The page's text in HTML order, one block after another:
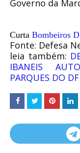
Governo da
Curta Bombeiros
Fonte: Defesa
leia também:
IBANEIS
PARQUES DO DF